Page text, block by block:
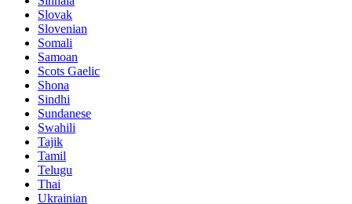
Slovak
Slovenian
Somali
Samoan
Scots Gaelic
Shona
Sindhi
Sundanese
Swahili
Tajik
Tamil
Telugu
Thai
Ukrainian